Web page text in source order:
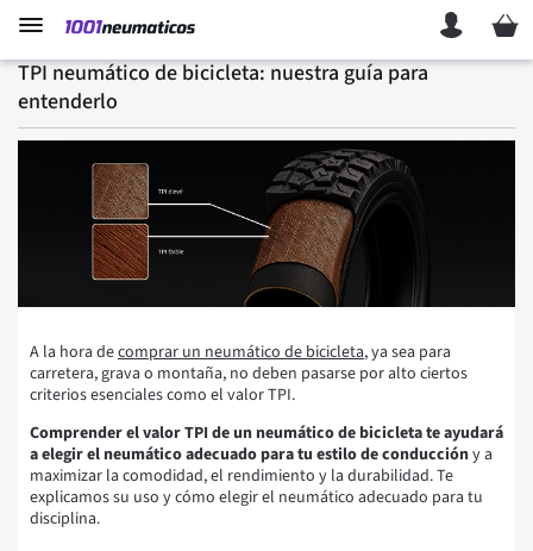
Mi
TPI neumático de bicicleta: nuestra guía para
entenderlo
A la hora decomprar un neumático de bicicleta, ya sea para
carretera, grava o montaña, no deben pasarse por alto ciertos
criterios esenciales como el valor TPI.
Comprender el valor TPI de un neumático de bicicleta te ayudará
a elegir el neumático adecuado para tu estilo de conduccióny a
maximizar la comodidad, el rendimiento y la durabilidad. Te
explicamos su uso y cómo elegir el neumático adecuado para tu
disciplina.